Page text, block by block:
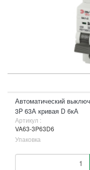
Автоматический
3P 63А кривая D 6кА
Артикул :
VA63-3P63D6
Упаковка